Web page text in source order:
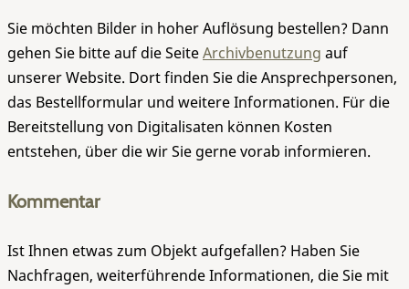
Sie möchten Bilder in hoher Auflösung bestellen? Dann
gehen Sie bitte auf die SeiteArchivbenutzung auf
unserer Website. Dort finden Sie die Ansprechpersonen,
das Bestellformular und weitere Informationen. Für die
Bereitstellung von Digitalisaten können Kosten
entstehen, über die wir Sie gerne vorab informieren.
Kommentar
Ist Ihnen etwas zum Objekt aufgefallen? Haben Sie
Nachfragen, weiterführende Informationen, die Sie mit